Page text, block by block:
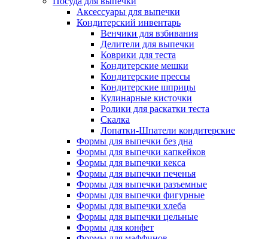
Аксессуары для выпечки
Кондитерский инвентарь
Венчики для взбивания
Делители для выпечки
Коврики для теста
Кондитерские мешки
Кондитерские прессы
Кондитерские шприцы
Кулинарные кисточки
Ролики для раскатки теста
Скалка
Лопатки-Шпатели кондитерские
Формы для выпечки без дна
Формы для выпечки капкейков
Формы для выпечки кекса
Формы для выпечки печенья
Формы для выпечки разъемные
Формы для выпечки фигурные
Формы для выпечки хлеба
Формы для выпечки цельные
Формы для конфет